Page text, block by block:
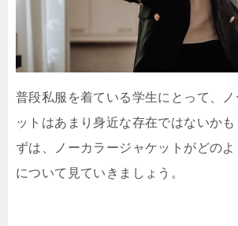
普段私服を着ている学生にとって、
ットはあまり身近な存在ではないかも
ずは、ノーカラージャケットがどの
について見ていきましょう。